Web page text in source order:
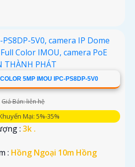
5MP IMOU IPC-PS8DP-5V0
Giá Bán: liên hệ
Mại: 5%-35%
: 3k .
: Hồng Ngoại 10m Hồng